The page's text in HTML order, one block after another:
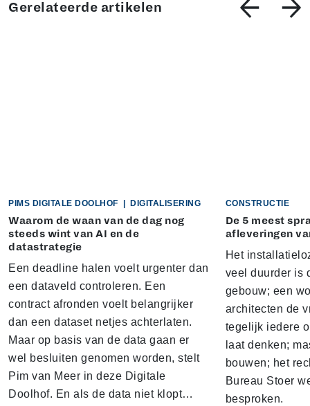
Gerelateerde artikelen
PIMS DIGITALE DOOLHOF DIGITALISERING
Waarom de waan van de dag nog
steeds wint van AI en de
datastrategie
Een deadline halen voelt urgenter dan
een dataveld controleren. Een
contract afronden voelt belangrijker
dan een dataset netjes achterlaten.
Maar op basis van de data gaan er
wel besluiten genomen worden, stelt
Pim van Meer in deze Digitale
Doolhof. En als de data niet klopt…
CONSTRUCTIE
De 5 meest
afleveringen
Het
veel duurder is
gebouw; een
architecten de
tegelijk iedere
laat denken;
bouwen; het
Bureau Stoer
besproken.